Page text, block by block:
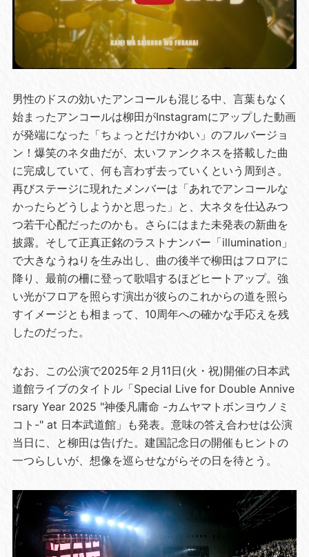
男性のドスの効いたアンコールも混じる中、言葉もなく
始まったアンコールは柳田がInstagramにアップした動画
が発端になった「ちょっとだけかゆい」のフルバージョ
ン！爆笑のネタ曲だが、太いファンクネスを搭載した曲
に完成していて、何も言わず去っていくという周到さ。
再びステージに現れたメンバーは「あれでアンコールな
かったらどうしようかと思った」と、大ネタを仕込みつ
つ若干心配だったのかも。さらにはまた未発表の新曲を
披露。そして正真正銘のラストナンバー「illumination」
で大きなうねりを生み出し、曲の後半で柳田はフロアに
降り、最前の柵に登って歌唱するほどヒートアップ。強
い光がフロアを照らす演出が彼らのこれからの道を照ら
すイメージとも相まって、10周年への確かな手応えを残
したのだった。
なお、この公演で2025年２月11日(火・祝)開催の日本武
道館ライブのタイトル「Special Live for Double Annive
rsary Year 2025 "神倭凡庸命 -カムヤマトボンヨウノミ
コト-" at 日本武道館」も発表。意味の答え合わせは公演
当日に、と柳田は告げた。建国記念日の開催もヒントの
一つらしいが、想像を巡らせながらその日を待とう。